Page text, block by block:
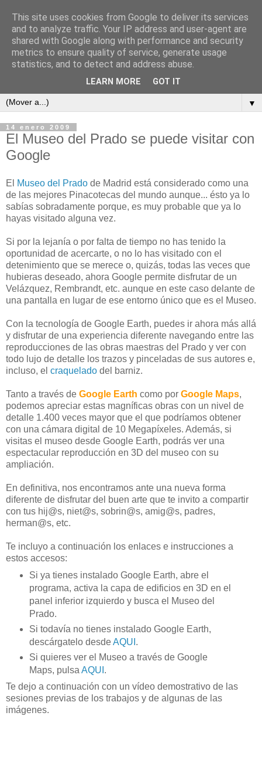
ContraCorriente
▼
14 enero 2009
El Museo del Prado se puede visitar con
Google
El Museo del Prado de Madrid está considerado como una
de las mejores Pinacotecas del mundo aunque... ésto ya lo
sabías sobradamente porque, es muy probable que ya lo
hayas visitado alguna vez.
Si por la lejanía o por falta de tiempo no has tenido la
oportunidad de acercarte, o no lo has visitado con el
detenimiento que se merece o, quizás, todas las veces que
hubieras deseado, ahora Google permite disfrutar de un
Velázquez, Rembrandt, etc. aunque en este caso delante de
una pantalla en lugar de ese entorno único que es el Museo.
Con la tecnología de Google Earth, puedes ir ahora más allá
y disfrutar de una experiencia diferente navegando entre las
reproducciones de las obras maestras del Prado y ver con
todo lujo de detalle los trazos y pinceladas de sus autores e,
incluso, el craquelado del barniz.
Tanto a través de Google Earth como por Google Maps,
podemos apreciar estas magníficas obras con un nivel de
detalle 1.400 veces mayor que el que podríamos obtener
con una cámara digital de 10 Megapíxeles. Además, si
visitas el museo desde Google Earth, podrás ver una
espectacular reproducción en 3D del museo con su
ampliación.
En definitiva, nos encontramos ante una nueva forma
diferente de disfrutar del buen arte que te invito a compartir
con tus hij@s, niet@s, sobrin@s, amig@s, padres,
herman@s, etc.
Te incluyo a continuación los enlaces e instrucciones a
estos accesos:
Si ya tienes instalado Google Earth, abre el
programa, activa la capa de edificios en 3D en el
panel inferior izquierdo y busca el Museo del
Prado.
Si todavía no tienes instalado Google Earth,
descárgatelo desdeAQUI .
Si quieres ver el Museo a través de Google
Maps, pulsa AQUI .
Te dejo a continuación con un vídeo demostrativo de las
sesiones previas de los trabajos y de algunas de las
imágenes.
This site uses cookies from Google to deliver its services
and to analyze traffic. Your IP address and user-agent are
shared with Google along with performance and security
metrics to ensure quality of service, generate usage
statistics, and to detect and address abuse.
LEARN MORE GOT IT